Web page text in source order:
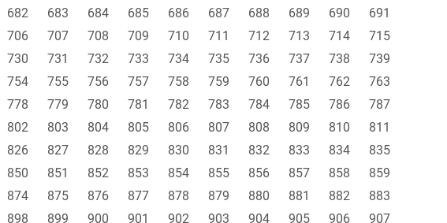
682 683 684 685 686 687 688 689 690
691
706 707 708 709 710 711 712 713 714
715
730 731 732 733 734 735 736 737 738
739
754 755 756 757 758 759 760 761 762
763
778 779 780 781 782 783 784 785 786
787
802 803 804 805 806 807 808 809 810
811
826 827 828 829 830 831 832 833 834
835
850 851 852 853 854 855 856 857 858
859
874 875 876 877 878 879 880 881 882
883
898 899 900 901 902 903 904 905 906
907